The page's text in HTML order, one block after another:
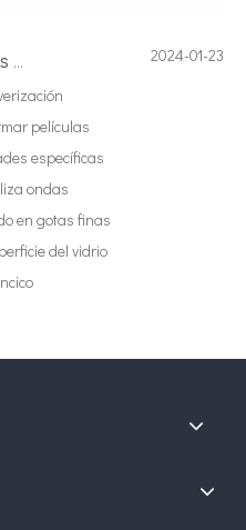
¿Cuáles son las aplicaciones de la pulverización ultrasónica en la industria médica?
películas
específicas
ondas
en gotas finas
del vidrio
2024-01-23